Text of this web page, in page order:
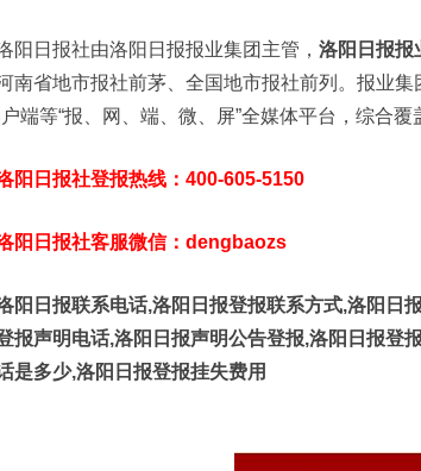
阳日报社由洛阳日报报业集团主管， 洛阳日报报
南省地市报社前茅、全国地市报社前列。报业集
户端等“报、网、端、微、屏”全媒体平台，综合覆
阳日报社登报热线：400-605-5150
阳日报社客服微信：dengbaozs
阳日报联系电话,洛阳日报登报联系方式,洛阳日
报声明电话,洛阳日报声明公告登报,洛阳日报登
是多少,洛阳日报登报挂失费用